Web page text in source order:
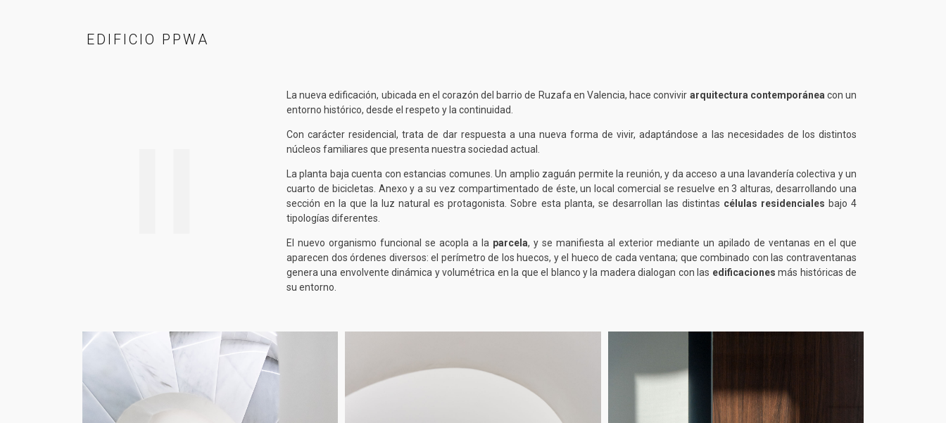
EDIFICIO PPWA
La nueva edificación, ubicada en el corazón del barrio de Ruzafa en Valencia, hace convivir arquitectura contemporánea con un
entorno histórico, desde el respeto y la continuidad.
Con carácter residencial, trata de dar respuesta a una nueva forma de vivir, adaptándose a las necesidades de los distintos
núcleos familiares que presenta nuestra sociedad actual.
La planta baja cuenta con estancias comunes. Un amplio zaguán permite la reunión, y da acceso a una lavandería colectiva y un
cuarto de bicicletas. Anexo y a su vez compartimentado de éste, un local comercial se resuelve en 3 alturas, desarrollando una
sección en la que la luz natural es protagonista. Sobre esta planta, se desarrollan las distintas células residenciales bajo 4
tipologías diferentes.
El nuevo organismo funcional se acopla a la parcela, y se manifiesta al exterior mediante un apilado de ventanas en el que
aparecen dos órdenes diversos: el perímetro de los huecos, y el hueco de cada ventana; que combinado con las contraventanas
genera una envolvente dinámica y volumétrica en la que el blanco y la madera dialogan con las edificacionesmás históricas de
su entorno.